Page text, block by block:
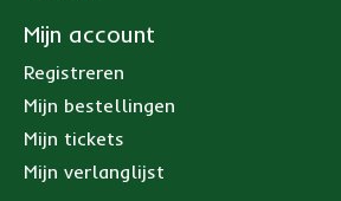
Mijn account
Registreren
Mijn bestellingen
Mijn tickets
Mijn verlanglijst